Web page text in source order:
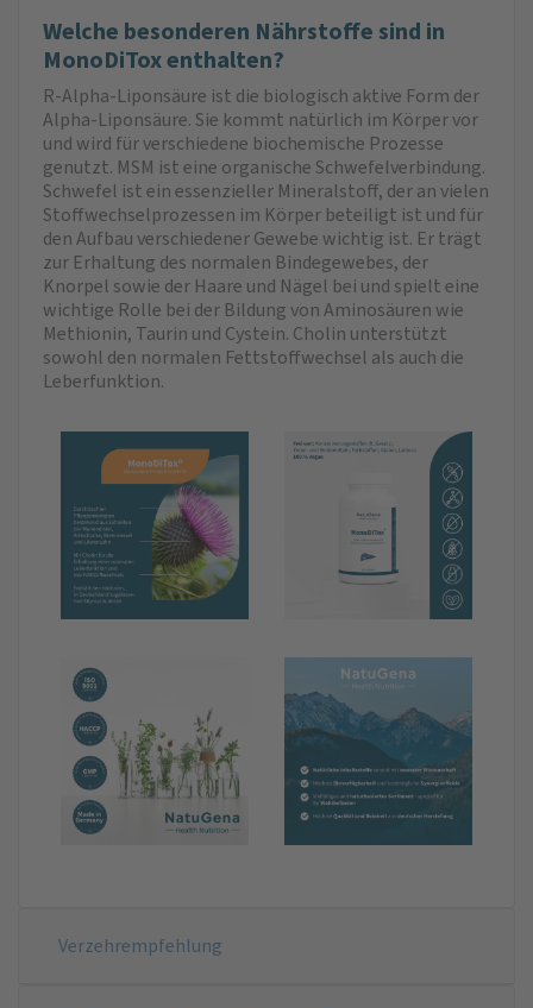
Welche besonderen Nährstoffe sind in
MonoDiTox enthalten?
R-Alpha-Liponsäure ist die biologisch aktive Form der
Alpha-Liponsäure. Sie kommt natürlich im Körper vor
und wird für verschiedene biochemische Prozesse
genutzt. MSM ist eine organische Schwefelverbindung.
Schwefel ist ein essenzieller Mineralstoff, der an vielen
Stoffwechselprozessen im Körper beteiligt ist und für
den Aufbau verschiedener Gewebe wichtig ist. Er trägt
zur Erhaltung des normalen Bindegewebes, der
Knorpel sowie der Haare und Nägel bei und spielt eine
wichtige Rolle bei der Bildung von Aminosäuren wie
Methionin, Taurin und Cystein. Cholin unterstützt
sowohl den normalen Fettstoffwechsel als auch die
Leberfunktion.
Verzehrempfehlung